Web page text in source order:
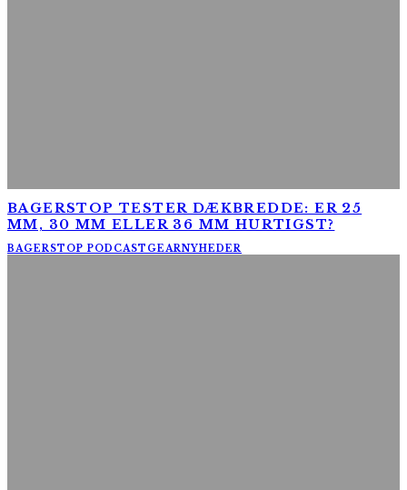
BAGERSTOP TESTER DÆKBREDDE: ER 25
MM, 30 MM ELLER 36 MM HURTIGST?
BAGERSTOP PODCAST GEARNYHEDER